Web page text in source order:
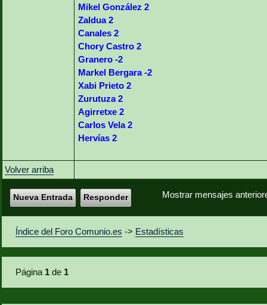
Mikel González 2
Zaldua 2
Canales 2
Chory Castro 2
Granero -2
Markel Bergara -2
Xabi Prieto 2
Zurutuza 2
Agirretxe 2
Carlos Vela 2
Hervías 2
Volver arriba
Mostrar mensajes
Nueva Entrada Responder
Índice del Foro Comunio.es -> Estadísticas
Página 1 de 1